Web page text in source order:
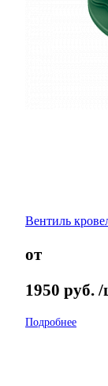
Вентиль
от
1950 руб. /
Подробнее